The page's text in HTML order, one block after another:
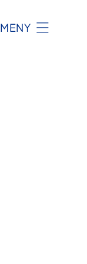
MENY